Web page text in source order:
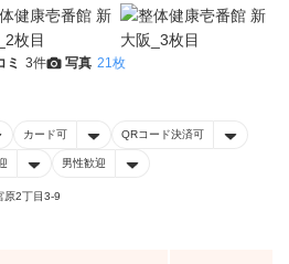
ミ 3件 写真 21枚
カード可 QRコード決済可
男性歓迎
原2丁目3-9